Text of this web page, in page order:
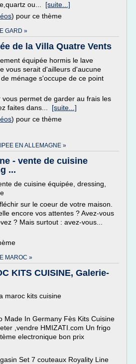
ou... [suite...]
) pour ce thème
GARD »
de la Villa Quatre Vents
équipée hormis le lave
vous serait d'ailleurs d'aucune
ménage s'occupe de ce point
permet de garder au frais les
faites dans... [suite...]
) pour ce thème
EN ALLEMAGNE »
- vente de cuisine
...
de cuisine équipée, dressing,
sur le coeur de votre maison.
encore vos attentes ? Avez-vous
? Mais surtout : avez-vous...
MAROC »
KITS CUISINE, Galerie-
maroc kits cuisine
Made In Germany Fès Kits Cuisine
,vendre HMIZATI.com Un frigo
electronique bon prix
Set 7 couteaux Royality Line